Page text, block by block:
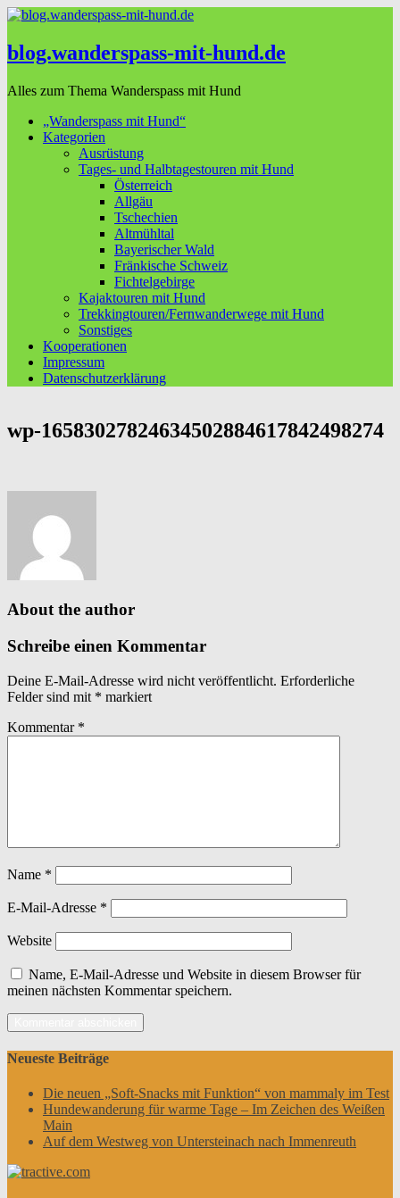
blog.wanderspass-mit-hund.de
Alles zum Thema Wanderspass mit Hund
„Wanderspass mit Hund“
Kategorien
Ausrüstung
Tages- und Halbtagestouren mit Hund
Österreich
Allgäu
Tschechien
Altmühltal
Bayerischer Wald
Fränkische Schweiz
Fichtelgebirge
Kajaktouren mit Hund
Trekkingtouren/Fernwanderwege mit Hund
Sonstiges
Kooperationen
Impressum
Datenschutzerklärung
wp-16583027824634502884617842498274
About the author
Schreibe einen Kommentar
Deine E-Mail-Adresse wird nicht veröffentlicht. Erforderliche
Felder sind mit * markiert
Kommentar *
Name *
E-Mail-Adresse *
Website
Name, E-Mail-Adresse und Website in diesem Browser für
meinen nächsten Kommentar speichern.
Neueste Beiträge
Die neuen „Soft-Snacks mit Funktion“ von mammaly im Test
Hundewanderung für warme Tage – Im Zeichen des Weißen
Main
Auf dem Westweg von Untersteinach nach Immenreuth